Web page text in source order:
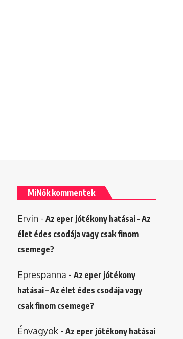
MiNők kommentek
Ervin - Az eper jótékony hatásai – Az
élet édes csodája vagy csak finom
csemege?
Eprespanna - Az eper jótékony
hatásai – Az élet édes csodája vagy
csak finom csemege?
Énvagyok- Az eper jótékony hatásai